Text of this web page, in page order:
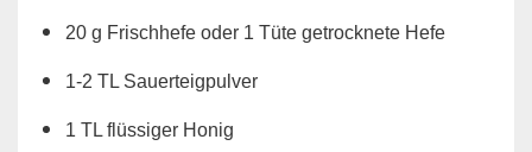
20 g Frischhefe oder 1 Tüte getrocknete Hefe
1-2 TL Sauerteigpulver
1 TL flüssiger Honig